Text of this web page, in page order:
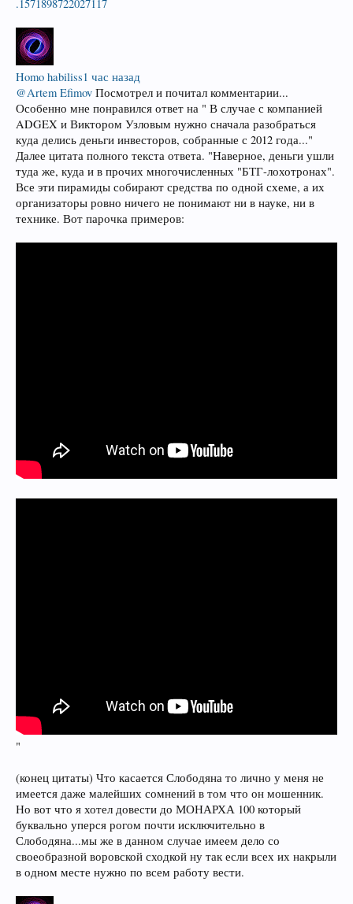
.1571898722027117
Homo habiliss1 час назад
@Artem Efimov Посмотрел и почитал комментарии...
Особенно мне понравился ответ на " В случае с компанией
ADGEX и Виктором Узловым нужно сначала разобраться
куда делись деньги инвесторов, собранные с 2012 года..."
Далее цитата полного текста ответа. "Наверное, деньги ушли
туда же, куда и в прочих многочисленных "БТГ-лохотронах".
Все эти пирамиды собирают средства по одной схеме, а их
организаторы ровно ничего не понимают ни в науке, ни в
технике. Вот парочка примеров:
"
(конец цитаты) Что касается Слободяна то лично у меня не
имеется даже малейших сомнений в том что он мошенник.
Но вот что я хотел довести до МОНАРХА 100 который
буквально уперся рогом почти исключительно в
Слободяна...мы же в данном случае имеем дело со
своеобразной воровской сходкой ну так если всех их накрыли
в одном месте нужно по всем работу вести.